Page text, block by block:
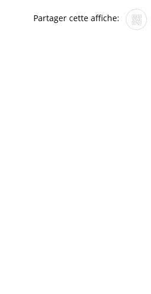
Partager cette affiche: